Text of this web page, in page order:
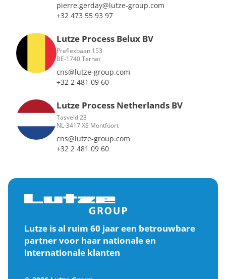
pierre.gerday@lutze-group.com
+32 473 55 93 97
Lutze Process Belux BV
Preflexbaan 153
BE-1740 Ternat
cns@lutze-group.com
+32 2 481 09 60
Lutze Process Netherlands BV
Tasveld 23
NL-3417 XS Montfoort
cns@lutze-group.com
+32 2 481 09 60
Lutze is al ruim 60 jaar een betrouwbare
partner voor haar nationale en
internationale klanten